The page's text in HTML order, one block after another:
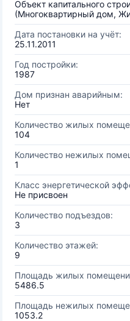
Объект капитального
(Многоквартирный дом,
Дата постановки на учёт:
25.11.2011
Год постройки:
1987
Дом признан аварийным:
Нет
Количество жилых
104
Количество нежилых
1
Класс энергетической
Не присвоен
Количество подъездов:
3
Количество этажей:
9
Площадь жилых
5486.5
Площадь нежилых
1053.2